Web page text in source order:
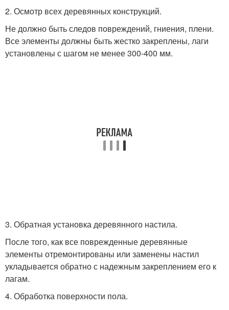
2. Осмотр всех деревянных конструкций.
Не должно быть следов повреждений, гниения, плени.
Все элементы должны быть жестко закреплены, лаги
установлены с шагом не менее 300-400 мм.
3. Обратная установка деревянного настила.
После того, как все поврежденные деревянные
элементы отремонтированы или заменены настил
укладывается обратно с надежным закреплением его к
лагам.
4. Обработка поверхности пола.